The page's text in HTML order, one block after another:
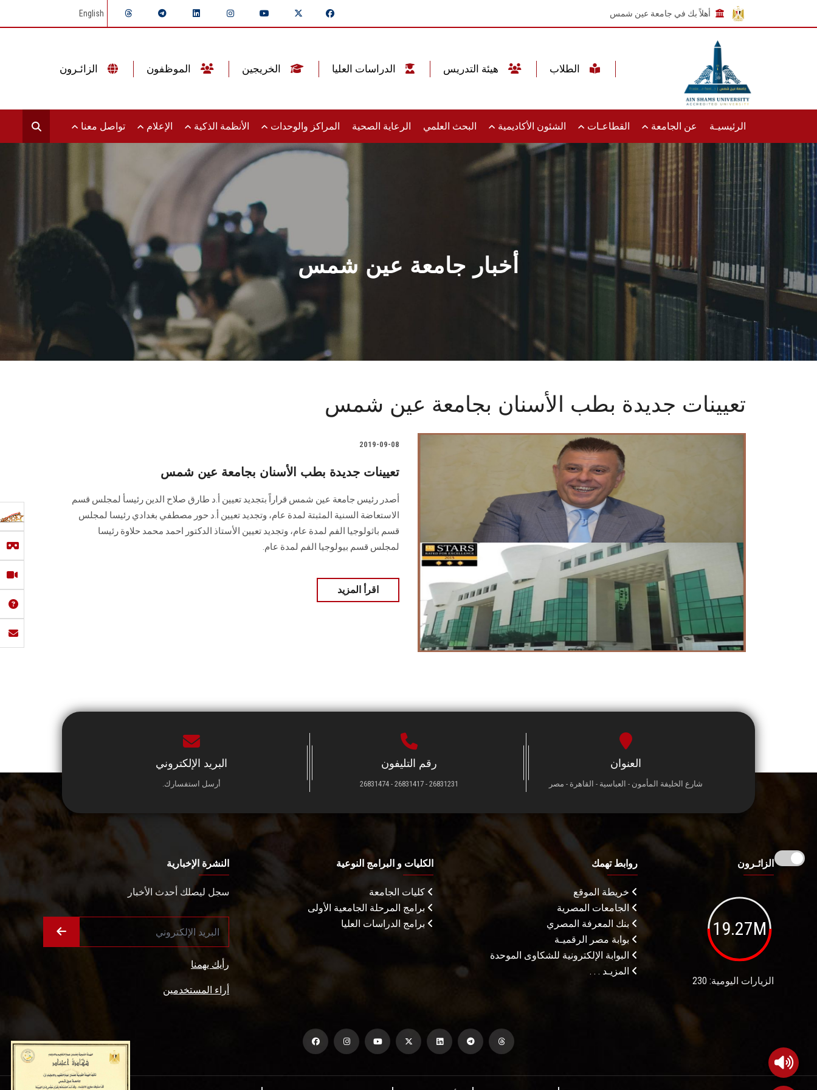
أهلاً بك في جامعة عين شمس English
الرئيسيـة عن الجامعة القطاعـات الشئون الأكاديمية البحث العلمي الرعاية الصحية المراكز والوحدات الأنظمة الذكية الإعلام تواصل معنا
أخبار جامعة عين شمس
تعيينات جديدة بطب الأسنان بجامعة عين شمس
2019-09-08
تعيينات جديدة بطب الأسنان بجامعة عين شمس
أصدر رئيس جامعة عين شمس قراراً بتجديد تعيين أ.د طارق صلاح الدين رئيسأ لمجلس قسم
الاستعاضة السنية المثبتة لمدة عام، وتجديد تعيين أ.د حور مصطفي بغدادي رئيسا لمجلس
قسم باثولوجيا الفم لمدة عام، وتجديد تعيين الأستاذ الدكتور احمد محمد حلاوة رئيسا
لمجلس قسم بيولوجيا الفم لمدة عام.
اقرأ المزيد
العنوان
شارع الخليفة المأمون - العباسية - القاهرة - مصر
رقم التليفون
26831231 - 26831417 - 26831474
البريد الإلكتروني
أرسل استفسارك.
الزائـرون
19.27M
الزيارات اليومية: 230
روابط تهمك
خريطة الموقع
الجامعات المصرية
بنك المعرفة المصري
بوابة مصر الرقميـة
البوابة الإلكترونية للشكاوى الموحدة
المزيـد . . .
الكليات و البرامج النوعية
كليات الجامعة
برامج المرحلة الجامعية الأولى
برامج الدراسات العليا
النشرة الإخبارية
سجل ليصلك أحدث الأخبار
رأيك يهمنا
أراء المستخدمين